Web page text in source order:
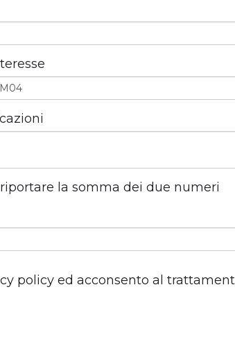
la somma dei due numeri
policy ed acconsento al